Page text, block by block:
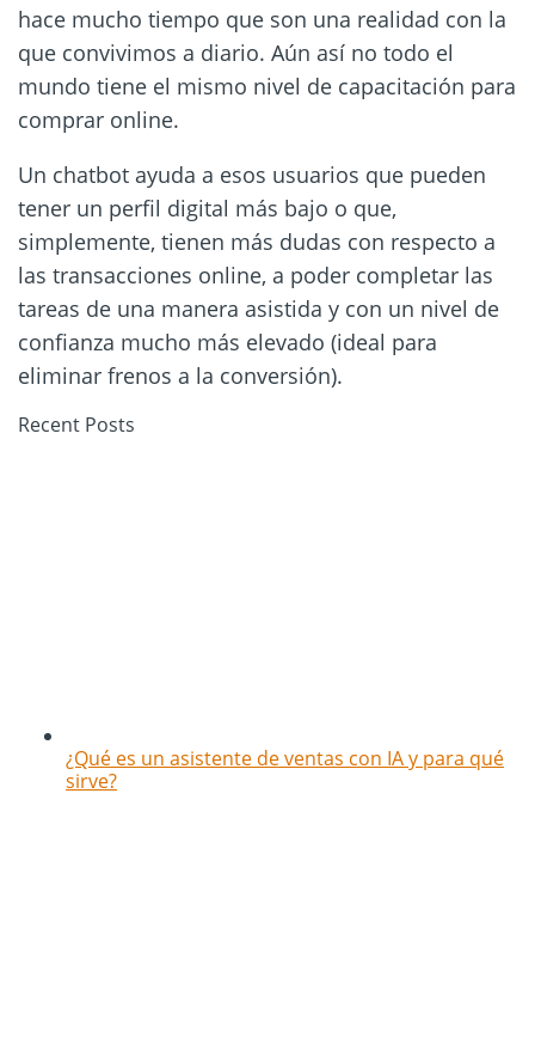
hace mucho tiempo que son una realidad con la
que convivimos a diario. Aún así no todo el
mundo tiene el mismo nivel de capacitación para
comprar online.
Un chatbot ayuda a esos usuarios que pueden
tener un perfil digital más bajo o que,
simplemente, tienen más dudas con respecto a
las transacciones online, a poder completar las
tareas de una manera asistida y con un nivel de
confianza mucho más elevado (ideal para
eliminar frenos a la conversión).
Recent Posts
¿Qué es un asistente de ventas con IA y para qué
sirve?